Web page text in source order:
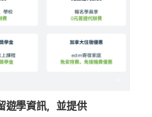
遊學資訊，並提供